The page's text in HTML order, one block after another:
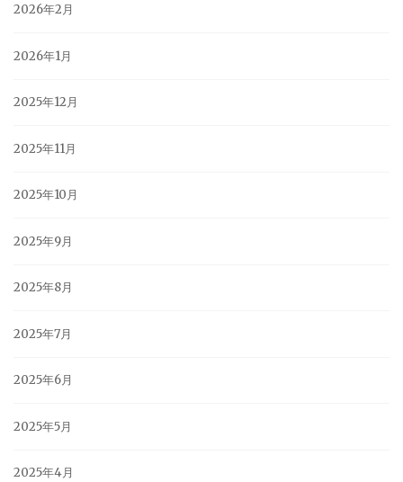
2026年2月
2026年1月
2025年12月
2025年11月
2025年10月
2025年9月
2025年8月
2025年7月
2025年6月
2025年5月
2025年4月